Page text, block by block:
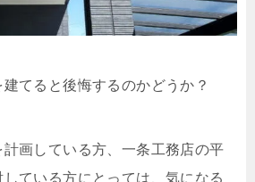
建てると後悔するのかどうか？
画している方、一条工務店の平
ている方にとっては、気になる